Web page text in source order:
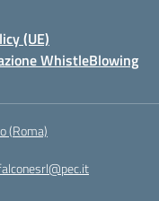
(UE)
WhistleBlowing
(Roma)